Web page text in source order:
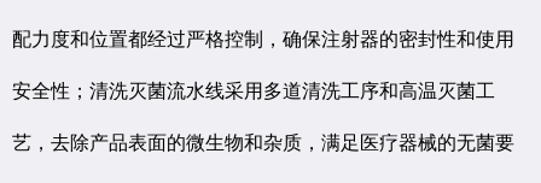
配力度和位置都经过严格控制，确保注射器的密封性和使用
安全性；清洗灭菌流水线采用多道清洗工序和高温灭菌工
艺，去除产品表面的微生物和杂质，满足医疗器械的无菌要